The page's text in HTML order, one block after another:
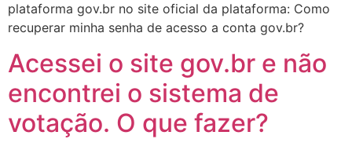
plataforma gov.br no site oficial da plataforma: Como
recuperar minha senha de acesso a conta gov.br?
Acessei o site gov.br e não
encontrei o sistema de
votação. O que fazer?